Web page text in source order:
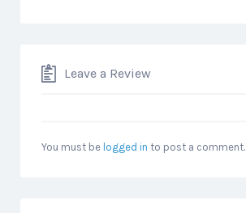
Leave a Review
You must be logged in to post a comment.